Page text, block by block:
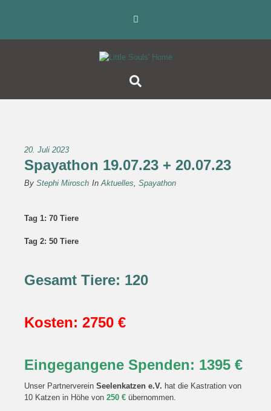
20. Juli 2023
Spayathon 19.07.23 + 20.07.23
By Stephi Mirosch InAktuelles, Spayathon
Tag 1: 70 Tiere
Tag 2: 50 Tiere
Gesamt Tiere: 120
Kosten: 2750 €
Eingegangene Spenden: 1395 €
Unser Partnerverein Seelenkatzen e.V. hat die Kastration von
10 Katzen in Höhe von 250 € übernommen.